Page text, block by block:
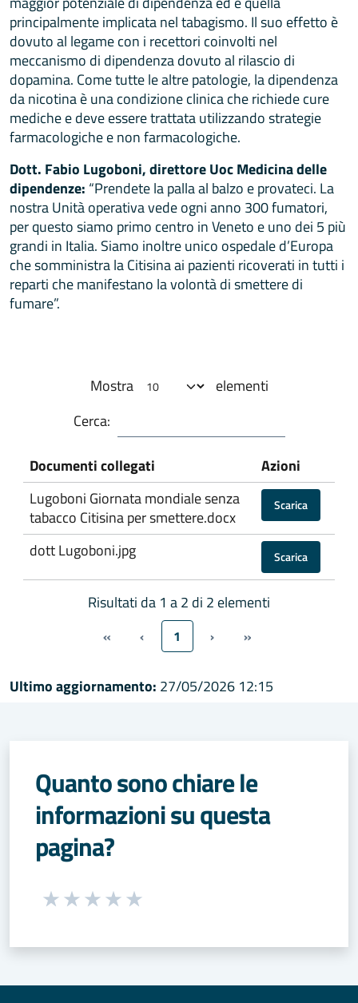
principalmente implicata nel tabagismo. Il suo effetto è
dovuto al legame con i recettori coinvolti nel
meccanismo di dipendenza dovuto al rilascio di
dopamina. Come tutte le altre patologie, la dipendenza
da nicotina è una condizione clinica che richiede cure
mediche e deve essere trattata utilizzando strategie
farmacologiche e non farmacologiche.
Dott. Fabio Lugoboni, direttore Uoc Medicina delle
dipendenze: “Prendete la palla al balzo e provateci. La
nostra Unità operativa vede ogni anno 300 fumatori,
per questo siamo primo centro in Veneto e uno dei 5 più
grandi in Italia. Siamo inoltre unico ospedale d’Europa
che somministra la Citisina ai pazienti ricoverati in tutti i
reparti che manifestano la volontà di smettere di
fumare”.
Mostra
elementi
Cerca:
Documenti collegati
Azioni
Lugoboni Giornata mondiale senza
tabacco Citisina per smettere.docx
Scarica
dott Lugoboni.jpg Scarica
Risultati da 1 a 2 di 2 elementi
« ‹ 1 › »
Ultimo aggiornamento: 27/05/2026 12:15
Quanto sono chiare le
informazioni su questa
pagina?
Seleziona una valutazione da 1 a 5 stelle